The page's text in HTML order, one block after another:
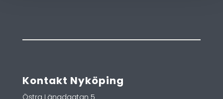
Kontakt Nyköping
Östra Längdgatan 5